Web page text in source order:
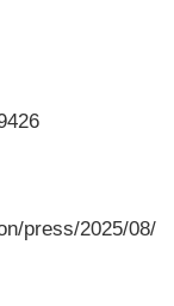
press/2025/08/